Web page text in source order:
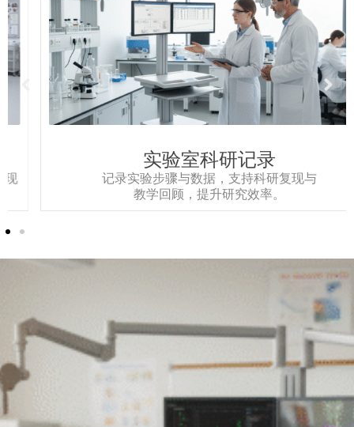
实验室科研记录
记录实验步骤与数据，支持科研复现与
教学回顾，提升研究效率。